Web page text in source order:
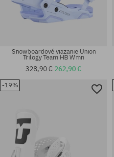
Dostupné veľkosti:
Snowboardové viazanie Union
Trilogy Team HB Wmn
328,90 € 262,90 €
-19%